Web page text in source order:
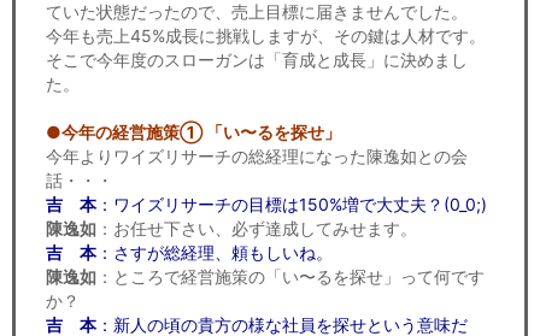
ていた状態だったので、売上目標に届きませんでした。
今年も売上45%成長に挑戦しますが、その鍵は人材です。
そこで今年度のスローガンは「育成と成長」に決めまし
た。
●今年の経営施策① 「い〜るを探せ」
今年よりワイズリサーチの総経理になった陳逸如との会
話・・・
吉 本：ワイズリサーチの目標は150%増で大丈夫？(0_0;)
陳逸如 ：お任せ下さい、必ず達成してみせます。
吉 本：さすが総経理、頼もしいね。
陳逸如 ：ところで経営施策の「い〜るを探せ」って何です
か？
吉 本：新人の頃の貴方の様な社員を探せという意味だ